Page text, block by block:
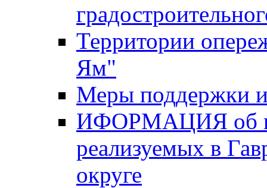
Территории
Ям"
Меры поддержки
ИФОРМАЦИЯ об
реализуемых в
округе